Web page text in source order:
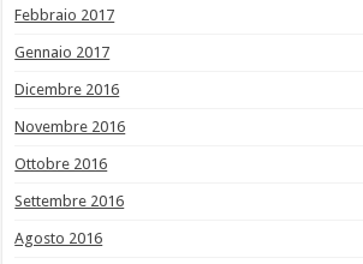
Febbraio 2017
Gennaio 2017
Dicembre 2016
Novembre 2016
Ottobre 2016
Settembre 2016
Agosto 2016